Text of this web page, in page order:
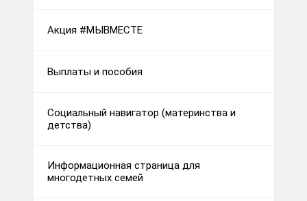
Акция #МЫВМЕСТЕ
Выплаты и пособия
Социальный навигатор (материнства и
детства)
Информационная страница для
многодетных семей